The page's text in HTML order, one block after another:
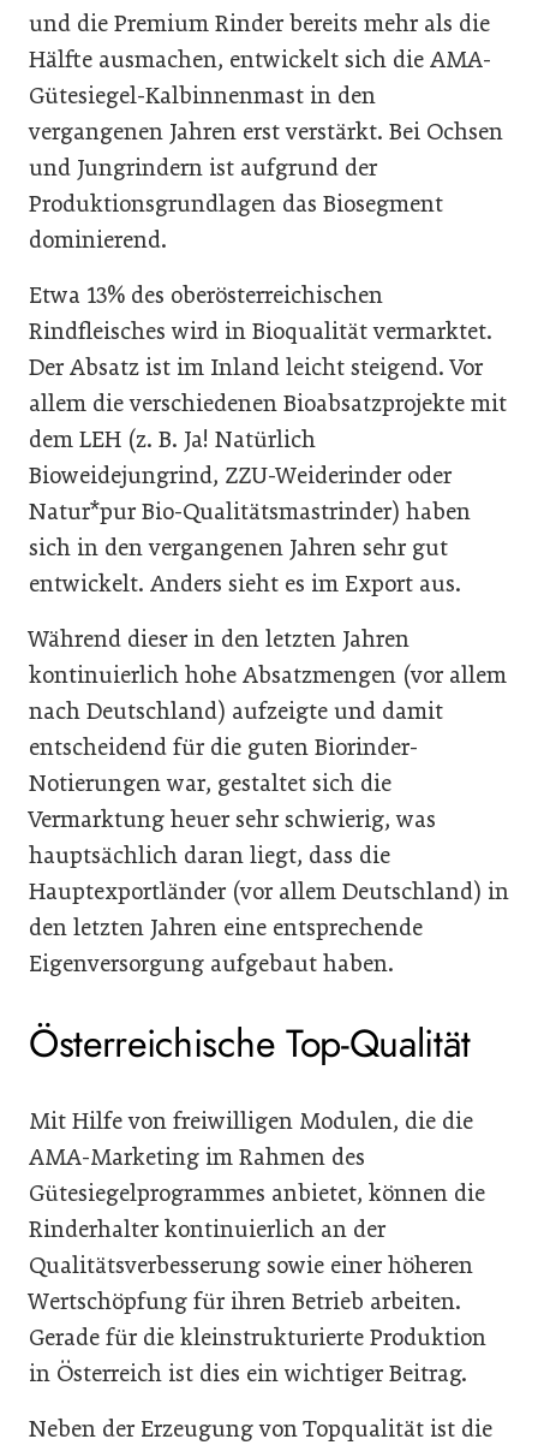
und die Premium Rinder bereits mehr als die
Hälfte ausmachen, entwickelt sich die AMA-
Gütesiegel-Kalbinnenmast in den
vergangenen Jahren erst verstärkt. Bei Ochsen
und Jungrindern ist aufgrund der
Produktionsgrundlagen das Biosegment
dominierend.
Etwa 13% des oberösterreichischen
Rindfleisches wird in Bioqualität vermarktet.
Der Absatz ist im Inland leicht steigend. Vor
allem die verschiedenen Bioabsatzprojekte mit
dem LEH (z. B. Ja! Natürlich
Bioweidejungrind, ZZU-Weiderinder oder
Natur*pur Bio-Qualitätsmastrinder) haben
sich in den vergangenen Jahren sehr gut
entwickelt. Anders sieht es im Export aus.
Während dieser in den letzten Jahren
kontinuierlich hohe Absatzmengen (vor allem
nach Deutschland) aufzeigte und damit
entscheidend für die guten Biorinder-
Notierungen war, gestaltet sich die
Vermarktung heuer sehr schwierig, was
hauptsächlich daran liegt, dass die
Hauptexportländer (vor allem Deutschland) in
den letzten Jahren eine entsprechende
Eigenversorgung aufgebaut haben.
Österreichische Top-Qualität
Mit Hilfe von freiwilligen Modulen, die die
AMA-Marketing im Rahmen des
Gütesiegelprogrammes anbietet, können die
Rinderhalter kontinuierlich an der
Qualitätsverbesserung sowie einer höheren
Wertschöpfung für ihren Betrieb arbeiten.
Gerade für die kleinstrukturierte Produktion
in Österreich ist dies ein wichtiger Beitrag.
Neben der Erzeugung von Topqualität ist die